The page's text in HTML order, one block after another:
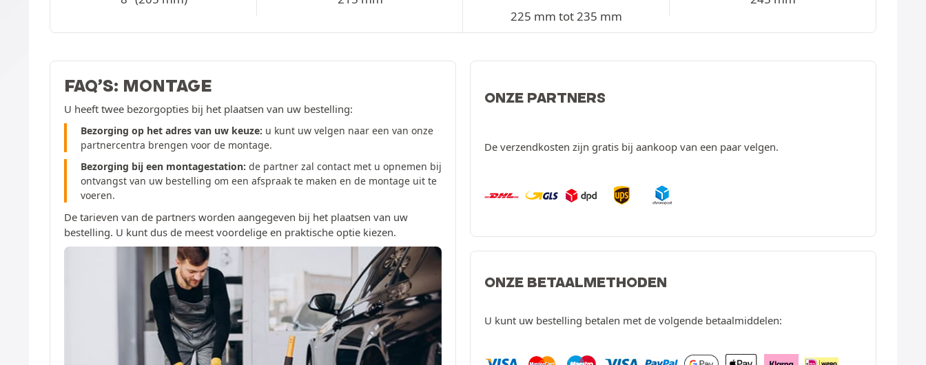
225 mm tot 235 mm
FAQ’S: MONTAGE
U heeft twee bezorgopties bij het plaatsen van uw bestelling:
Bezorging op het adres van uw keuze: u kunt uw velgen naar een van onze
partnercentra brengen voor de montage.
Bezorging bij een montagestation: de partner zal contact met u opnemen bij
ontvangst van uw bestelling om een afspraak te maken en de montage uit te
voeren.
De tarieven van de partners worden aangegeven bij het plaatsen van uw
bestelling. U kunt dus de meest voordelige en praktische optie kiezen.
ONZE PARTNERS
De verzendkosten zijn gratis bij aankoop van een paar velgen.
ONZE BETAALMETHODEN
U kunt uw bestelling betalen met de volgende betaalmiddelen: